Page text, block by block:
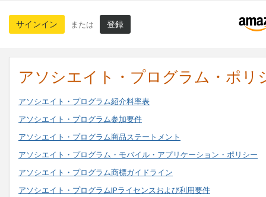
サインイン または 登録
アソシエイト・プログラム・ポリ
アソシエイト・プログラム紹介料率表
アソシエイト・プログラム参加要件
アソシエイト・プログラム商品ステートメント
アソシエイト・プログラム・モバイル・アプリケーション・ポリシー
アソシエイト・プログラム商標ガイドライン
アソシエイト・プログラムIPライセンスおよび利用要件